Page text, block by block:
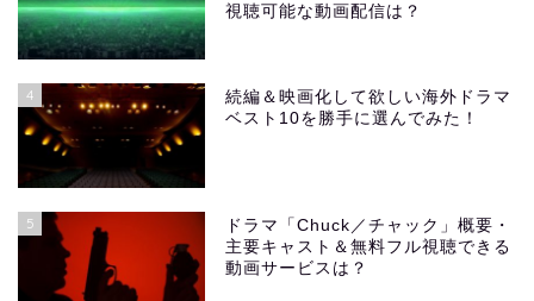
視聴可能な動画配信は？
4
続編＆映画化して欲しい海外ドラマ
ベスト10を勝手に選んでみた！
5
ドラマ「Chuck／チャック」概要・
主要キャスト＆無料フル視聴できる
動画サービスは？